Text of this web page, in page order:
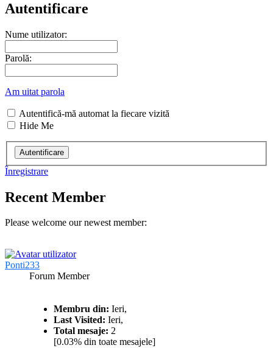
Autentificare
Nume utilizator:
Parolă:
Am uitat parola
Autentifică-mă automat la fiecare vizită
Hide Me
Înregistrare
Recent Member
Please welcome our newest member:
Ponti233
Forum Member
Membru din: Ieri,
Last Visited: Ieri,
Total mesaje: 2
[0.03% din toate mesajele]